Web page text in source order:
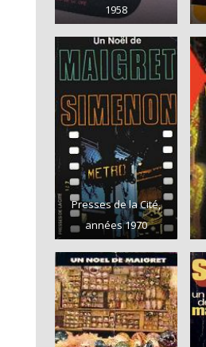
1958
Presses de la Cité,
années 1970